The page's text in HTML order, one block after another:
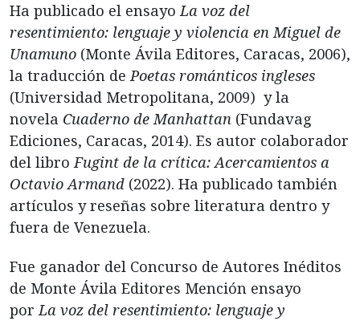
Ha publicado el ensayoLa voz del
resentimiento: lenguaje y violencia en Miguel de
Unamuno (Monte Ávila Editores, Caracas, 2006),
la traducción dePoetas románticos ingleses
(Universidad Metropolitana, 2009) y la
novela Cuaderno de Manhattan (Fundavag
Ediciones, Caracas, 2014). Es autor colaborador
del libroFugint de la crítica: Acercamientos a
Octavio Armand (2022). Ha publicado también
artículos y reseñas sobre literatura dentro y
fuera de Venezuela.
Fue ganador del Concurso de Autores Inéditos
de Monte Ávila Editores Mención ensayo
porLa voz del resentimiento: lenguaje y